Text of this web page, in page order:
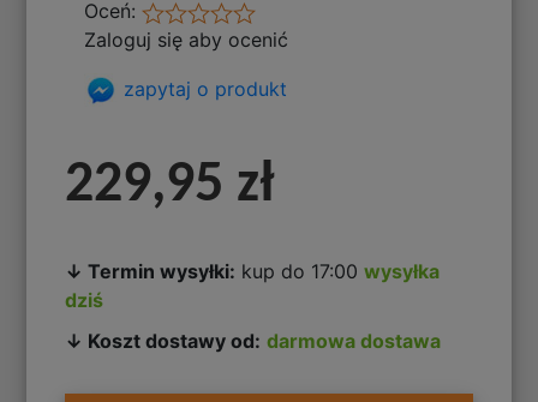
Oceń:
Zaloguj się aby ocenić
zapytaj o produkt
229,95 zł
↓ Termin wysyłki: kup do 17:00wysyłka
dziś
↓ Koszt dostawy od: darmowa dostawa